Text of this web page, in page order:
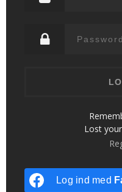
Lost
Log ind med